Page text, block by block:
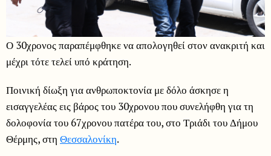
Ο 30χρονος παραπέμφθηκε να απολογηθεί στον ανακριτή και
μέχρι τότε τελεί υπό κράτηση.
Ποινική δίωξη για ανθρωποκτονία με δόλο άσκησε η
εισαγγελέας εις βάρος του 30χρονου που συνελήφθη για τη
δολοφονία του 67χρονου πατέρα του, στο Τριάδι του Δήμου
Θέρμης, στη Θεσσαλονίκη.